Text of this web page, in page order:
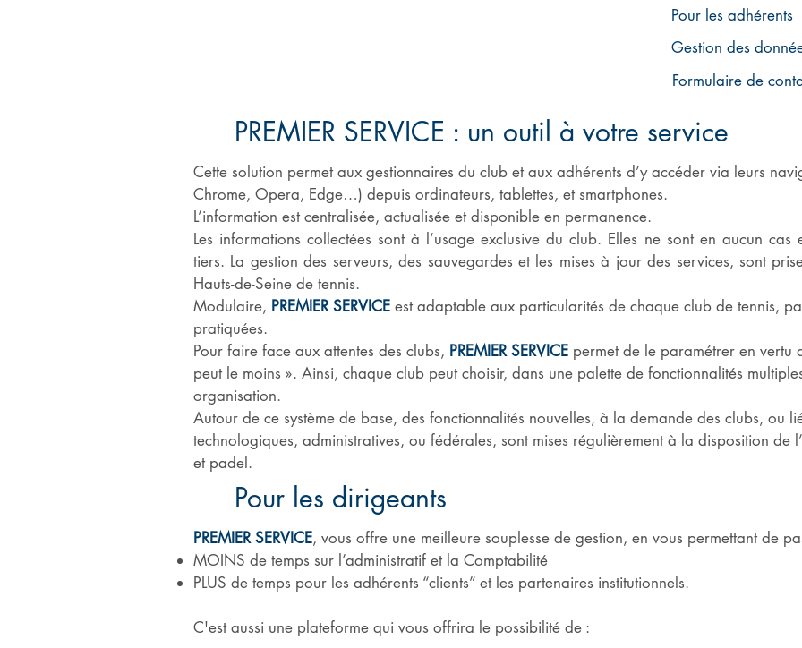
Pour les adhérents
Formulaire de
Gestion des
PREMIER SERVICE : un outil à votre service
Cette solution permet aux gestionnaires du club et aux adhérents d’y accéder via leurs
Chrome, Opera, Edge…) depuis ordinateurs, tablettes, et smartphones.
L’information est centralisée, actualisée et disponible en permanence.
Les informations collectées sont à l’usage exclusive du club. Elles ne sont en aucun
tiers. La gestion des serveurs, des sauvegardes et les mises à jour des services, sont
Hauts-de-Seine de tennis.
Modulaire, PREMIER SERVICE est adaptable aux particularités de chaque club de tennis,
pratiquées.
Pour faire face aux attentes des clubs, PREMIER SERVICE permet de le paramétrer en vertu
peut le moins ». Ainsi, chaque club peut choisir, dans une palette de fonctionnalités
organisation.
Autour de ce système de base, des fonctionnalités nouvelles, à la demande des clubs, ou
technologiques, administratives, ou fédérales, sont mises régulièrement à la disposition de
et padel.
Pour les dirigeants
PREMIER SERVICE, vous offre une meilleure souplesse de gestion, en vous permettant de
MOINS de temps sur l’administratif et la Comptabilité
PLUS de temps pour les adhérents “clients” et les partenaires institutionnels.
C'est aussi une plateforme qui vous offrira le possibilité de :